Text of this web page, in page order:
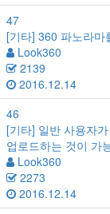
47
[기타] 360 파노라마
Look360
2139
2016.12.14
46
[기타] 일반 사용자
업로드하는 것이 가
Look360
2273
2016.12.14